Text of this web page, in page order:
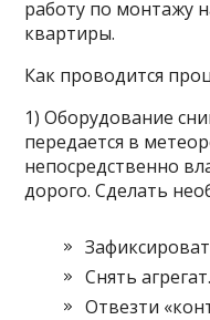
работу по монтажу
квартиры.
Как проводится
1) Оборудование
передается в
непосредственно
дорого. Сделать
Снять агрегат.
Отвезти